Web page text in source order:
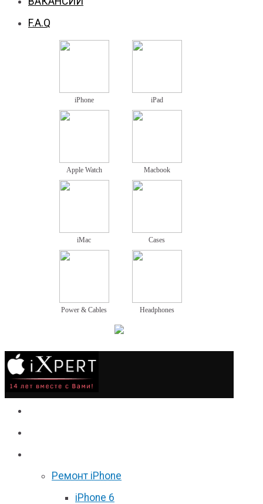
F.A.Q
iPhone iPad
Apple Watch Macbook
iMac Cases
Power & Cables Headphones
Ремонт iPhone
iPhone 6